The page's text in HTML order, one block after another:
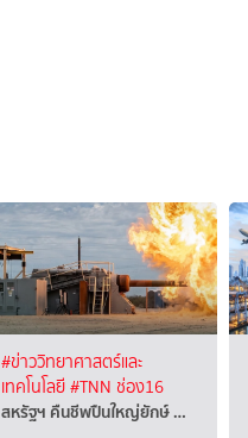
#ข่าววิทยาศาสตร์และ
เทคโนโลยี#TNN ช่อง16
สหรัฐฯ คืนชีพปืนใหญ่ยักษ์ …